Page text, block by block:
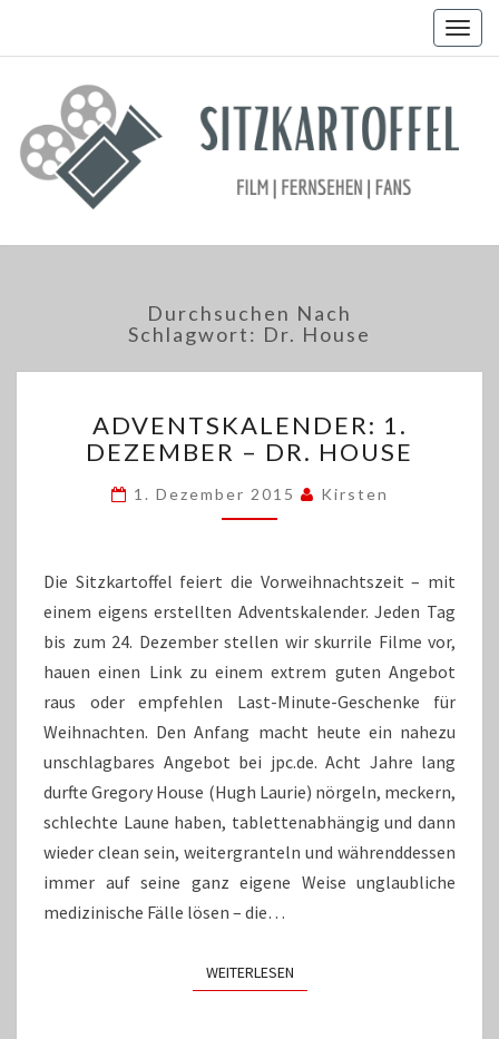
Durchsuchen Nach
Schlagwort: Dr. House
1.
DEZEMBER
DR.
HOUSE
ADVENTSKALENDER: 1.
DEZEMBER – DR. HOUSE
1. Dezember 2015 Kirsten
Die Sitzkartoffel feiert die Vorweihnachtszeit – mit
einem eigens erstellten Adventskalender. Jeden Tag
bis zum 24. Dezember stellen wir skurrile Filme vor,
hauen einen Link zu einem extrem guten Angebot
raus oder empfehlen Last-Minute-Geschenke für
Weihnachten. Den Anfang macht heute ein nahezu
unschlagbares Angebot bei jpc.de. Acht Jahre lang
durfte Gregory House (Hugh Laurie) nörgeln, meckern,
schlechte Laune haben, tablettenabhängig und dann
wieder clean sein, weitergranteln und währenddessen
immer auf seine ganz eigene Weise unglaubliche
medizinische Fälle lösen – die…
WEITERLESENWEITERLESEN